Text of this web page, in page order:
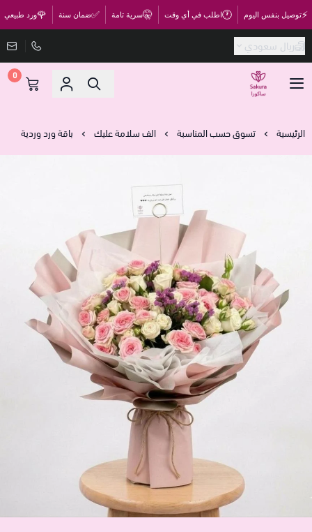
⚡توصيل بنفس اليوم 🕐اطلب في أي وقت 🤫سرية تامة ✅ضمان سنة 🌹ورد طبيعي
ريال سعودي
متجر ساكورا
0
الرئيسية تسوق حسب المناسبة الف سلامة عليك باقة ورد وردية